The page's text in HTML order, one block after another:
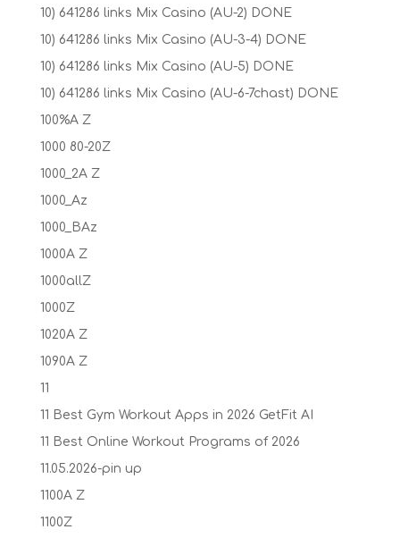
10) 641286 links Mix Casino (AU-2) DONE
10) 641286 links Mix Casino (AU-3-4) DONE
10) 641286 links Mix Casino (AU-5) DONE
10) 641286 links Mix Casino (AU-6-7chast) DONE
100%A Z
1000 80-20Z
1000_2A Z
1000_Az
1000_BAz
1000A Z
1000allZ
1000Z
1020A Z
1090A Z
11
11 Best Gym Workout Apps in 2026 GetFit AI
11 Best Online Workout Programs of 2026
11.05.2026-pin up
1100A Z
1100Z